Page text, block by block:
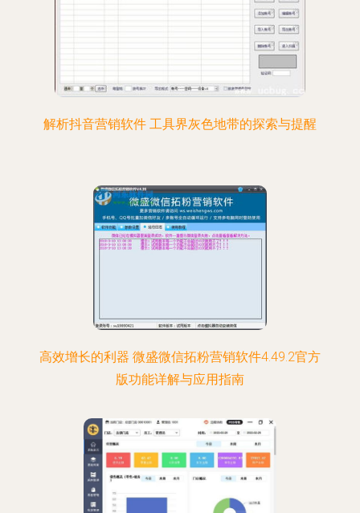
解析抖音营销软件 工具界灰色地带的探索与提醒
高效增长的利器 微盛微信拓粉营销软件4.49.2官方
版功能详解与应用指南